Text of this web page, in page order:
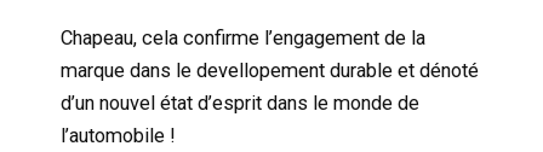
Chapeau, cela confirme l’engagement de la
marque dans le devellopement durable et dénoté
d’un nouvel état d’esprit dans le monde de
l’automobile !